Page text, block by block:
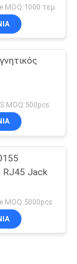
MOQ:1000 τεμ
MOQ:500pcs
RJ45 Jack
MOQ:5000pcs